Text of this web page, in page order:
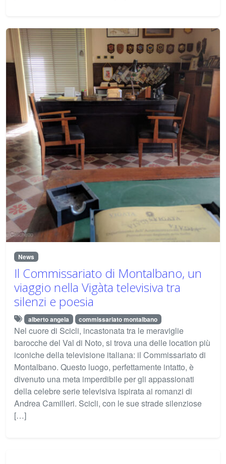
News
Il Commissariato di Montalbano, un
viaggio nella Vigàta televisiva tra
silenzi e poesia
alberto angela commissariato montalbano
Nel cuore di Scicli, incastonata tra le meraviglie
barocche del Val di Noto, si trova una delle location più
iconiche della televisione italiana: il Commissariato di
Montalbano. Questo luogo, perfettamente intatto, è
divenuto una meta imperdibile per gli appassionati
della celebre serie televisiva ispirata ai romanzi di
Andrea Camilleri. Scicli, con le sue strade silenziose
[…]